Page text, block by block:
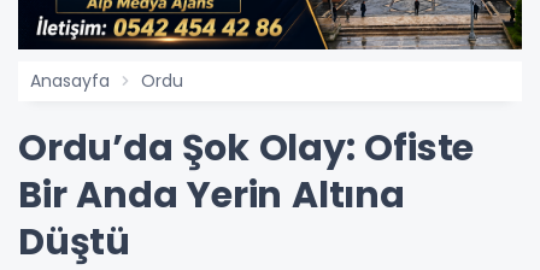
Anasayfa Ordu
Ordu’da Şok Olay: Ofiste
Bir Anda Yerin Altına
Düştü